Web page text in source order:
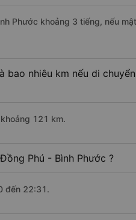
Phước khoảng 3 tiếng, nếu
bao nhiêu km nếu di chuyển
121 km.
Phú - Bình Phước ?
đến 22:31.